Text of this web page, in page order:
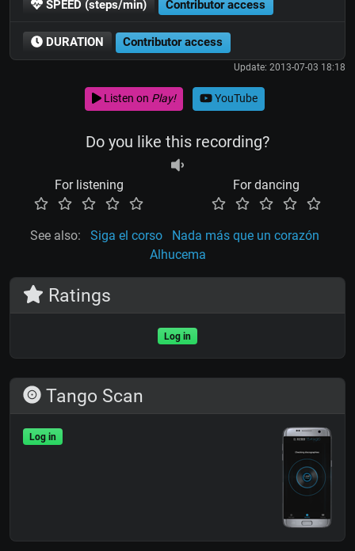
SPEED (steps/min) Contributor access
DURATION Contributor access
Update: 2013-07-03 18:18
Listen on Play! YouTube
Do you like this recording?
For listening For dancing
See also: Siga el corso
Nada más que un corazón
Alhucema
Ratings
Log in
Tango Scan
Log in